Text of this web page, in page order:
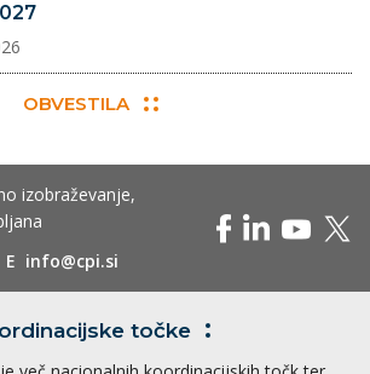
OBVESTILA
izobraževanje,
E info@cpi.si
točke